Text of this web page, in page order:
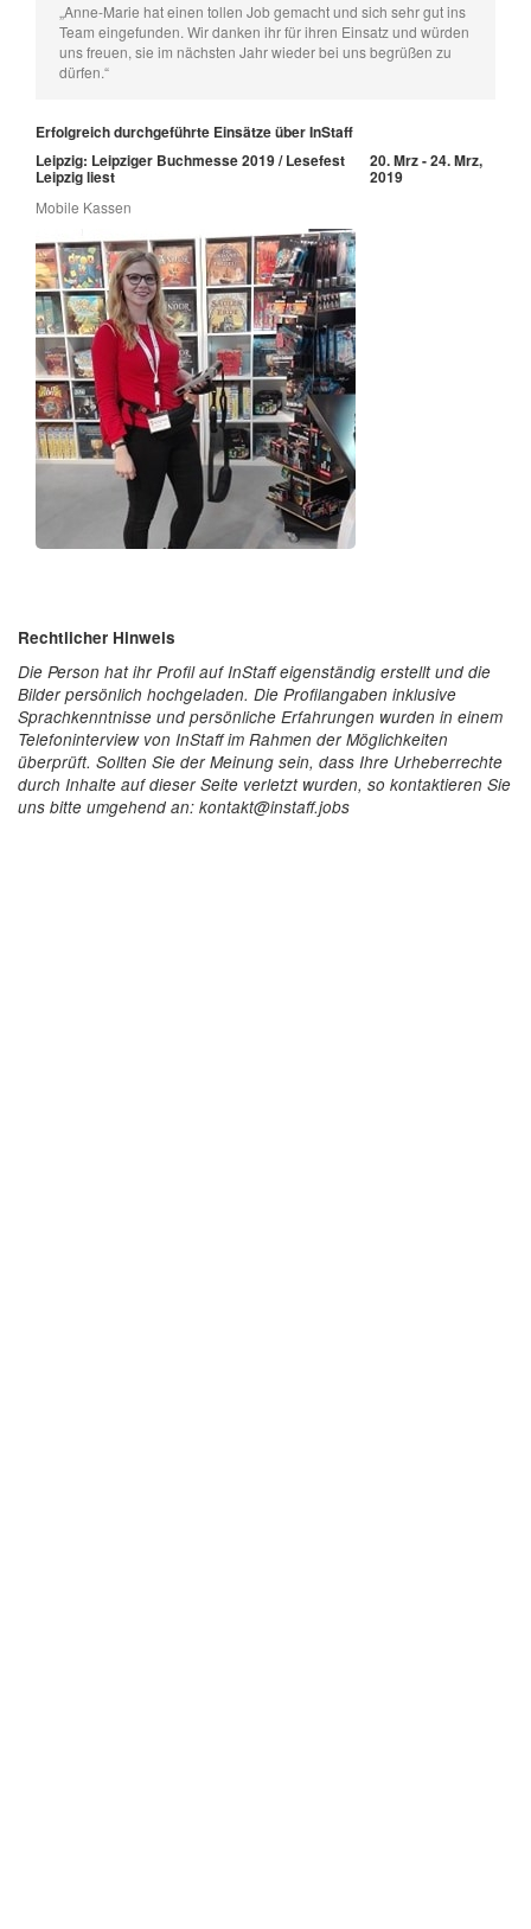
„Anne-Marie hat einen tollen Job gemacht und sich sehr gut ins
Team eingefunden. Wir danken ihr für ihren Einsatz und würden
uns freuen, sie im nächsten Jahr wieder bei uns begrüßen zu
dürfen.“
Erfolgreich durchgeführte Einsätze über InStaff
Leipzig: Leipziger Buchmesse 2019 / Lesefest
Leipzig liest
20. Mrz - 24. Mrz,
2019
Mobile Kassen
Rechtlicher Hinweis
Die Person hat ihr Profil auf InStaff eigenständig erstellt und die
Bilder persönlich hochgeladen. Die Profilangaben inklusive
Sprachkenntnisse und persönliche Erfahrungen wurden in einem
Telefoninterview von InStaff im Rahmen der Möglichkeiten
überprüft. Sollten Sie der Meinung sein, dass Ihre Urheberrechte
durch Inhalte auf dieser Seite verletzt wurden, so kontaktieren Sie
uns bitte umgehend an: kontakt@instaff.jobs